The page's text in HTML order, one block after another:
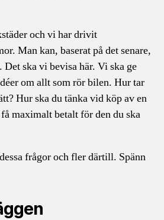
och vi har drivit
Man kan, baserat på det senare,
ska vi bevisa här. Vi ska ge
om allt som rör bilen. Hur tar
Hur ska du tänka vid köp av en
maximalt betalt för den du ska
frågor och fler därtill. Spänn